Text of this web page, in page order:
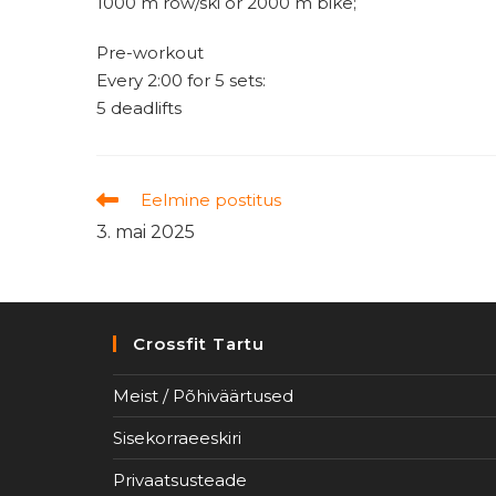
Pre-workout
Every 2:00 for 5 sets:
5 deadlifts
Read
articles
Eelmine postitus
3. mai 2025
Crossfit Tartu
Meist / Põhiväärtused
Sisekorraeeskiri
Privaatsusteade